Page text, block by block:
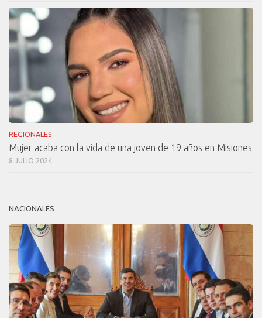
REGIONALES
Mujer acaba con la vida de una joven de 19 años en Misiones
8 JULIO 2024
NACIONALES